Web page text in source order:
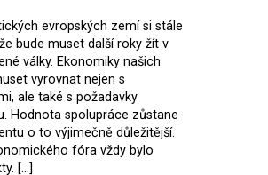
evropských zemí si stále
bude muset další roky žít v
války. Ekonomiky našich
vyrovnat nejen s
ale také s požadavky
Hodnota spolupráce zůstane
o to výjimečně důležitější.
fóra vždy bylo
[…]